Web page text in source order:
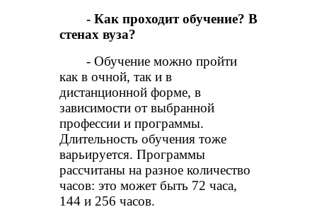
- Как проходит обучение? В
стенах вуза?
- Обучение можно пройти
как в очной, так и в
дистанционной форме, в
зависимости от выбранной
профессии и программы.
Длительность обучения тоже
варьируется. Программы
рассчитаны на разное количество
часов: это может быть 72 часа,
144 и 256 часов.